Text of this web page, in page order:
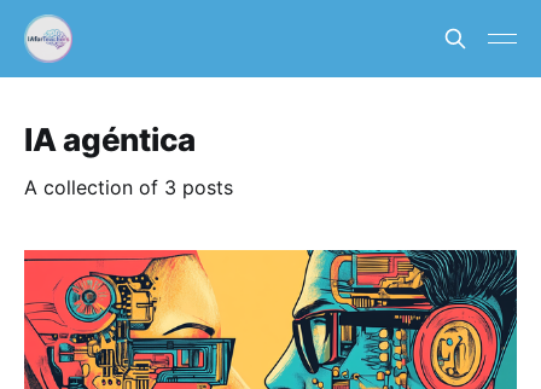
IA agéntica
A collection of 3 posts